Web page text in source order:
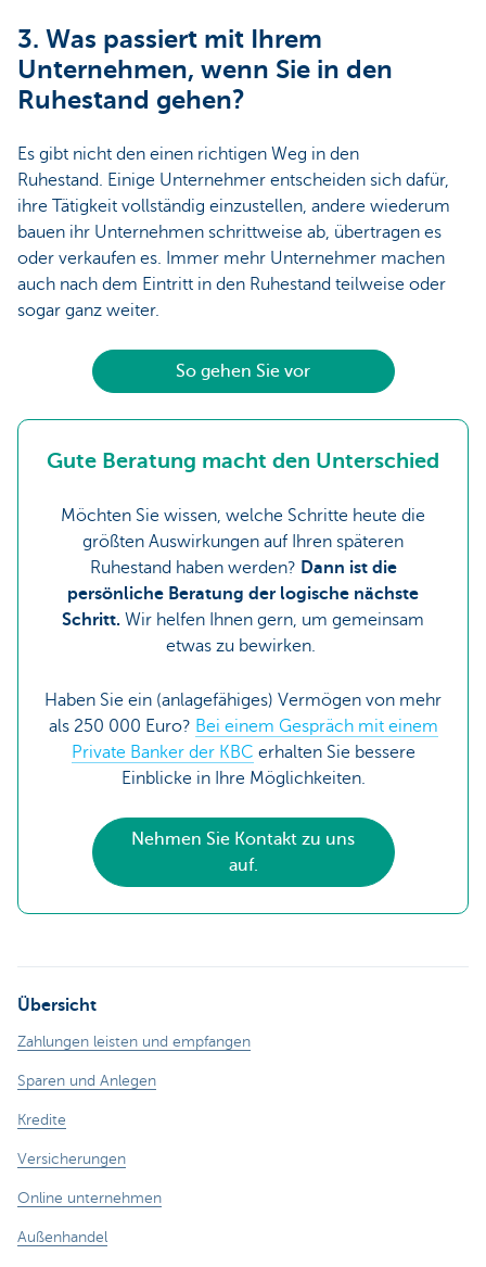
3. Was passiert mit Ihrem
Unternehmen, wenn Sie in den
Ruhestand gehen?
Es gibt nicht den einen richtigen Weg in den
Ruhestand. Einige Unternehmer entscheiden sich dafür,
ihre Tätigkeit vollständig einzustellen, andere wiederum
bauen ihr Unternehmen schrittweise ab, übertragen es
oder verkaufen es. Immer mehr Unternehmer machen
auch nach dem Eintritt in den Ruhestand teilweise oder
sogar ganz weiter.
So gehen Sie vor
Gute Beratung macht den Unterschied
Möchten Sie wissen, welche Schritte heute die
größten Auswirkungen auf Ihren späteren
Ruhestand haben werden? Dann ist die
persönliche Beratung der logische nächste
Schritt. Wir helfen Ihnen gern, um gemeinsam
etwas zu bewirken.
Haben Sie ein (anlagefähiges) Vermögen von mehr
als 250 000 Euro? Bei einem Gespräch mit einem
Private Banker der KBC erhalten Sie bessere
Einblicke in Ihre Möglichkeiten.
Nehmen Sie Kontakt zu uns
auf.
Übersicht
Zahlungen leisten und empfangen
Sparen und Anlegen
Kredite
Versicherungen
Online unternehmen
Außenhandel